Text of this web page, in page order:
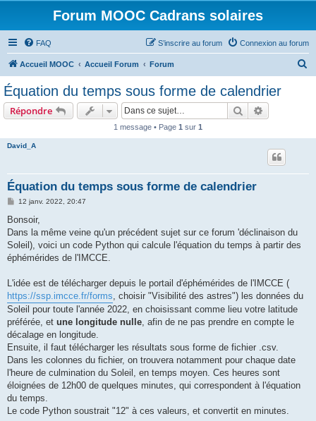
Forum MOOC Cadrans solaires
FAQ Connexion au forum
S’inscrire au forum
Accueil MOOC Accueil Forum Forum
Équation du temps sous forme de calendrier
Répondre Rechercher
1 message • Page 1 sur 1
David_A
Équation du temps sous forme de calendrier
M
s
a
g
12 janv. 2022, 20:47
Bonsoir,
Dans la même veine qu'un précédent sujet sur ce forum 'déclinaison du
Soleil), voici un code Python qui calcule l'équation du temps à partir des
éphémérides de l'IMCCE.
L'idée est de télécharger depuis le portail d'éphémérides de l'IMCCE (
https://ssp.imcce.fr/forms, choisir "Visibilité des astres") les données du
Soleil pour toute l'année 2022, en choisissant comme lieu votre latitude
préférée, et une longitude nulle, afin de ne pas prendre en compte le
décalage en longitude.
Ensuite, il faut télécharger les résultats sous forme de fichier .csv.
Dans les colonnes du fichier, on trouvera notamment pour chaque date
l'heure de culmination du Soleil, en temps moyen. Ces heures sont
éloignées de 12h00 de quelques minutes, qui correspondent à l'équation
du temps.
Le code Python soustrait "12" à ces valeurs, et convertit en minutes.